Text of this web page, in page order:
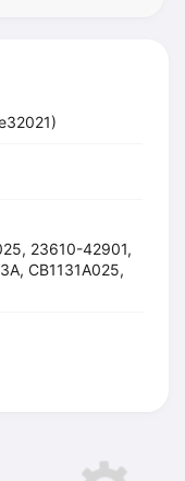
23610-42901,
CB1131A025,